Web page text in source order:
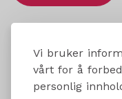
Vi bruker
vårt for å
personlig